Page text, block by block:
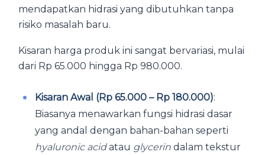
mendapatkan hidrasi yang dibutuhkan tanpa
risiko masalah baru.
Kisaran harga produk ini sangat bervariasi, mulai
dari Rp 65.000 hingga Rp 980.000.
Kisaran Awal (Rp 65.000 – Rp 180.000):
Biasanya menawarkan fungsi hidrasi dasar
yang andal dengan bahan-bahan seperti
hyaluronic acidatau glycerin dalam tekstur